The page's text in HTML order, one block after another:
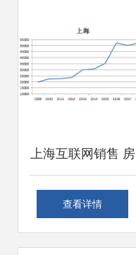
焦中本贯通、五年
一贯制与中高职贯
网销售行业
上海互联网销售 房
产税影响的是购房
查看详情